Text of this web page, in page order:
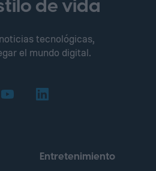
muestran a los
(David Duchovny) y
Anderson)
bajo el hielo,
de terror
de vida
tecnológicas,
el mundo digital.
Entretenimiento